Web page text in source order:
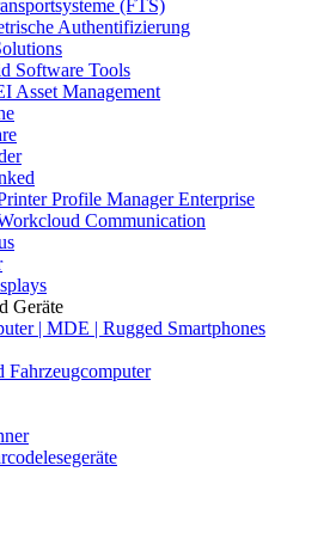
(FTS)
Authentifizierung
Software Tools
Asset Management
Profile Manager Enterprise
Communication
Geräte
| MDE | Rugged Smartphones
Fahrzeugcomputer